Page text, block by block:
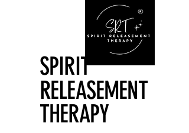
SPIRIT
RELEASEMENT
THERAPY
SPIRIT
RELEASEMENT
THERAPY